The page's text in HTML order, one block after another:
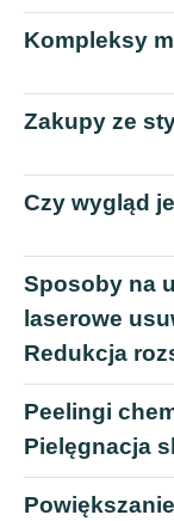
Kompleksy
Zakupy ze
Czy wygląd
Sposoby na
laserowe
Redukcja
Peelingi
Pielęgnacja